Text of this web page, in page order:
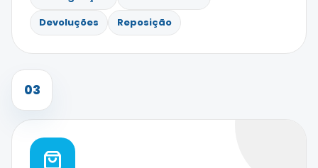
Devoluções
Reposição
03